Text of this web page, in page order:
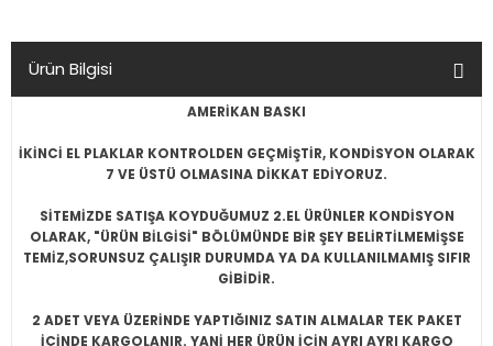
Ürün Bilgisi
AMERİKAN BASKI
İKİNCİ EL PLAKLAR KONTROLDEN GEÇMİŞTİR, KONDİSYON OLARAK
7 VE ÜSTÜ OLMASINA DİKKAT EDİYORUZ.
SİTEMİZDE SATIŞA KOYDUĞUMUZ 2.EL ÜRÜNLER KONDİSYON
OLARAK, "ÜRÜN BİLGİSİ" BÖLÜMÜNDE BİR ŞEY BELİRTİLMEMİŞSE
TEMİZ,SORUNSUZ ÇALIŞIR DURUMDA YA DA KULLANILMAMIŞ SIFIR
GİBİDİR.
2 ADET VEYA ÜZERİNDE YAPTIĞINIZ SATIN ALMALAR TEK PAKET
İÇİNDE KARGOLANIR. YANİ HER ÜRÜN İÇİN AYRI AYRI KARGO